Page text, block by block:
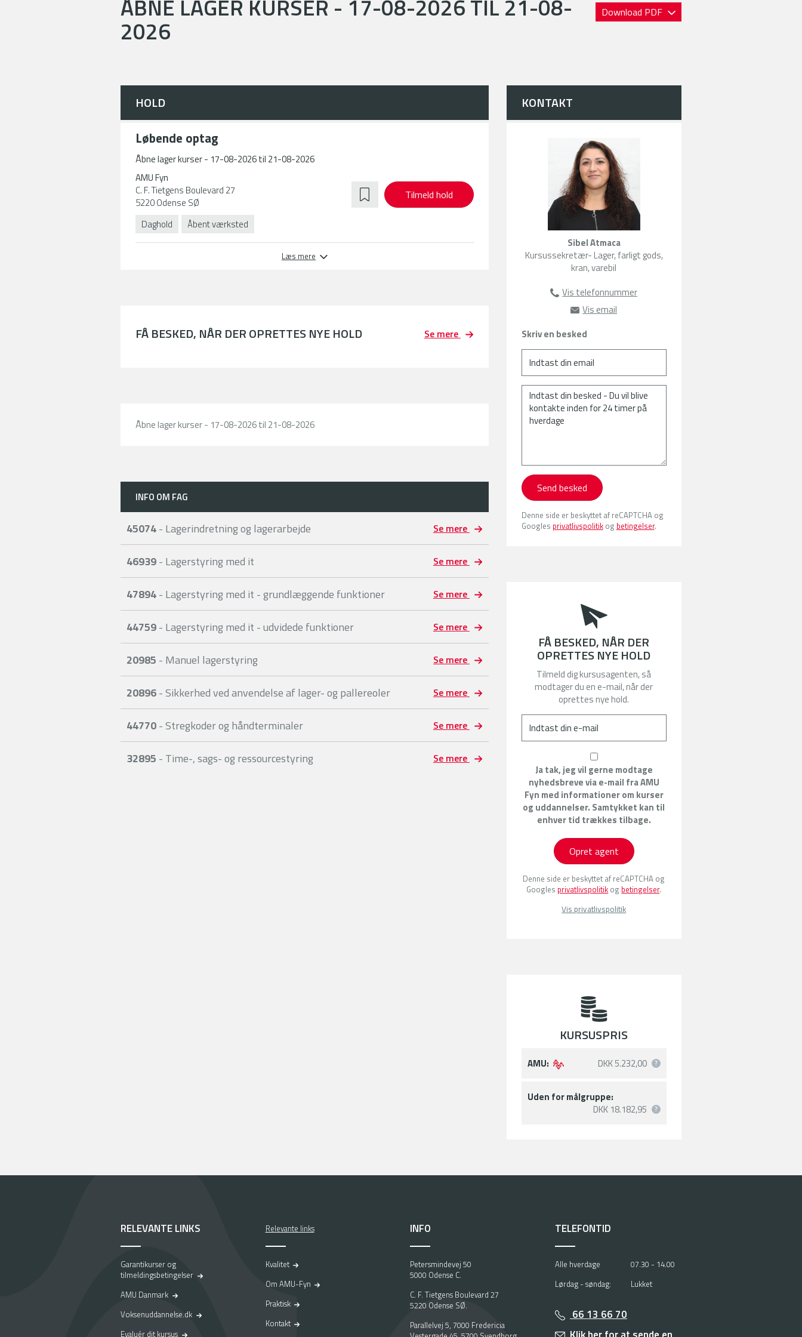
ÅBNE LAGER KURSER - 17-08-2026 TIL 21-08-
2026
Download PDF
HOLD
Løbende optag
Åbne lager kurser - 17-08-2026 til 21-08-2026
AMU Fyn
C. F. Tietgens Boulevard 27
5220 Odense SØ
Daghold
Åbent værksted
Tilmeld hold
Læs mere
FÅ BESKED, NÅR DER OPRETTES NYE HOLD Se mere
Åbne lager kurser - 17-08-2026 til 21-08-2026
INFO OM FAG
45074- Lagerindretning og lagerarbejde Se mere
46939- Lagerstyring med it Se mere
47894- Lagerstyring med it - grundlæggende funktioner Se mere
44759- Lagerstyring med it - udvidede funktioner Se mere
20985 - Manuel lagerstyring Se mere
20896- Sikkerhed ved anvendelse af lager- og pallereoler Se mere
44770- Stregkoder og håndterminaler Se mere
32895 - Time-, sags- og ressourcestyring Se mere
KONTAKT
Sibel Atmaca
Kursussekretær- Lager, farligt gods,
kran, varebil
Vis telefonnummer
63135385
Vis emailsat@amu-fyn.dk
Skriv en besked
Send besked
Denne side er beskyttet af reCAPTCHA og
Googles privatlivspolitikog betingelser.
FÅ BESKED, NÅR DER
OPRETTES NYE HOLD
Tilmeld dig kursusagenten, så
modtager du en e-mail, når der
oprettes nye hold.
Ja tak, jeg vil gerne modtage
nyhedsbreve via e-mail fra AMU
Fyn med informationer om kurser
og uddannelser. Samtykket kan til
enhver tid trækkes tilbage.
Opret agent
Denne side er beskyttet af reCAPTCHA og
Googles privatlivspolitik og betingelser.
Vis privatlivspolitik
KURSUSPRIS
AMU: DKK 5.232,00
Uden for målgruppe:
DKK 18.182,95
RELEVANTE LINKS
Garantikurser og
tilmeldingsbetingelser
AMU Danmark
Voksenuddannelse.dk
Evaluér dit kursus
Relevante links
Kvalitet
Om AMU-Fyn
Praktisk
Kontakt
INFO
Petersmindevej 50
5000 Odense C.
C. F. Tietgens Boulevard 27
5220 Odense SØ.
Parallelvej 5, 7000 Fredericia
TELEFONTID
Alle hverdage
07.30 - 14.00
Lørdag - søndag:
Lukket
66 13 66 70